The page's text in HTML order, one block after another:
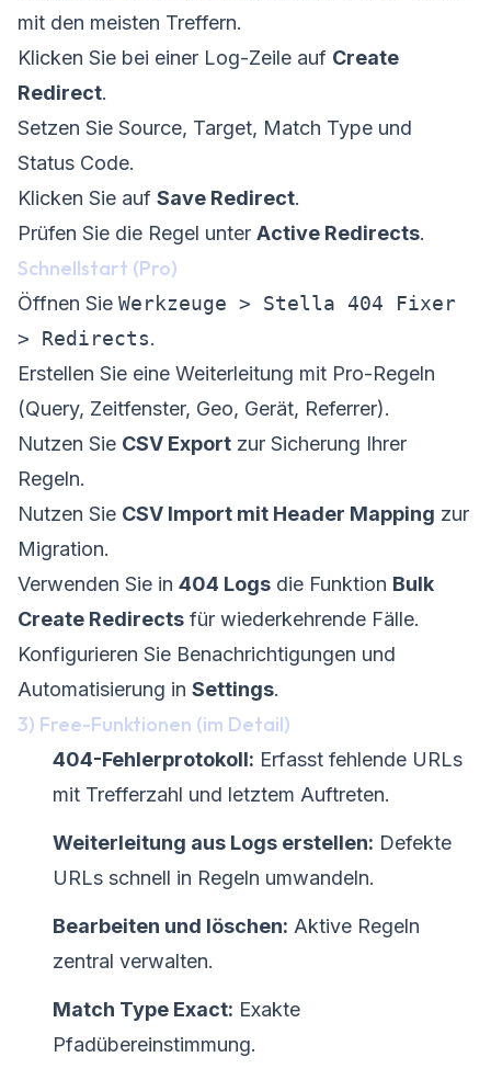
mit den meisten Treffern.
Klicken Sie bei einer Log-Zeile auf Create
Redirect.
Setzen Sie Source, Target, Match Type und
Status Code.
Klicken Sie auf Save Redirect.
Prüfen Sie die Regel unter Active Redirects.
Schnellstart (Pro)
Öffnen Sie Werkzeuge > Stella 404 Fixer
> Redirects.
Erstellen Sie eine Weiterleitung mit Pro-Regeln
(Query, Zeitfenster, Geo, Gerät, Referrer).
Nutzen Sie CSV Export zur Sicherung Ihrer
Regeln.
Nutzen Sie CSV Import mit Header Mapping zur
Migration.
Verwenden Sie in 404 Logs die Funktion Bulk
Create Redirects für wiederkehrende Fälle.
Konfigurieren Sie Benachrichtigungen und
Automatisierung in Settings.
3) Free-Funktionen (im Detail)
404-Fehlerprotokoll: Erfasst fehlende URLs
mit Trefferzahl und letztem Auftreten.
Weiterleitung aus Logs erstellen: Defekte
URLs schnell in Regeln umwandeln.
Bearbeiten und löschen: Aktive Regeln
zentral verwalten.
Match Type Exact: Exakte
Pfadübereinstimmung.